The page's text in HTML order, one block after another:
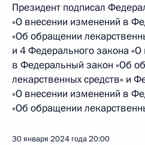
Президент подписал
«О внесении изменений в
«Об обращении
и 4 Федерального закона
в Федеральный закон «Об
лекарственных средств» и
«О внесении изменений в
«Об обращении
30 января 2024 года20:00